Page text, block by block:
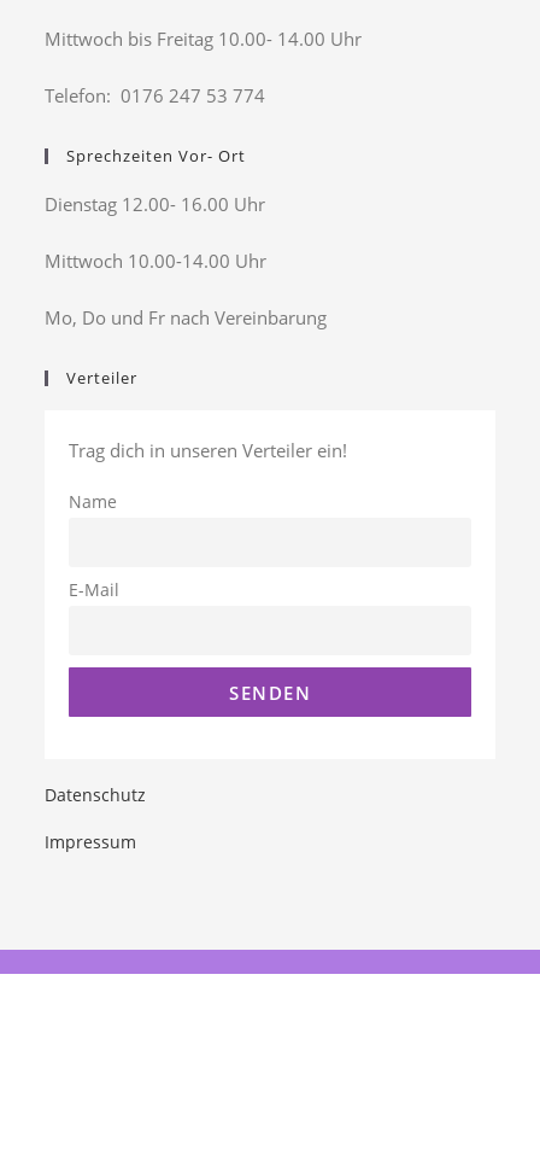
Mittwoch bis Freitag 10.00- 14.00 Uhr
Telefon: 0176 247 53 774
Sprechzeiten Vor- Ort
Dienstag 12.00- 16.00 Uhr
Mittwoch 10.00-14.00 Uhr
Mo, Do und Fr nach Vereinbarung
Verteiler
Trag dich in unseren Verteiler ein!
Name
E-Mail
Datenschutz
Impressum